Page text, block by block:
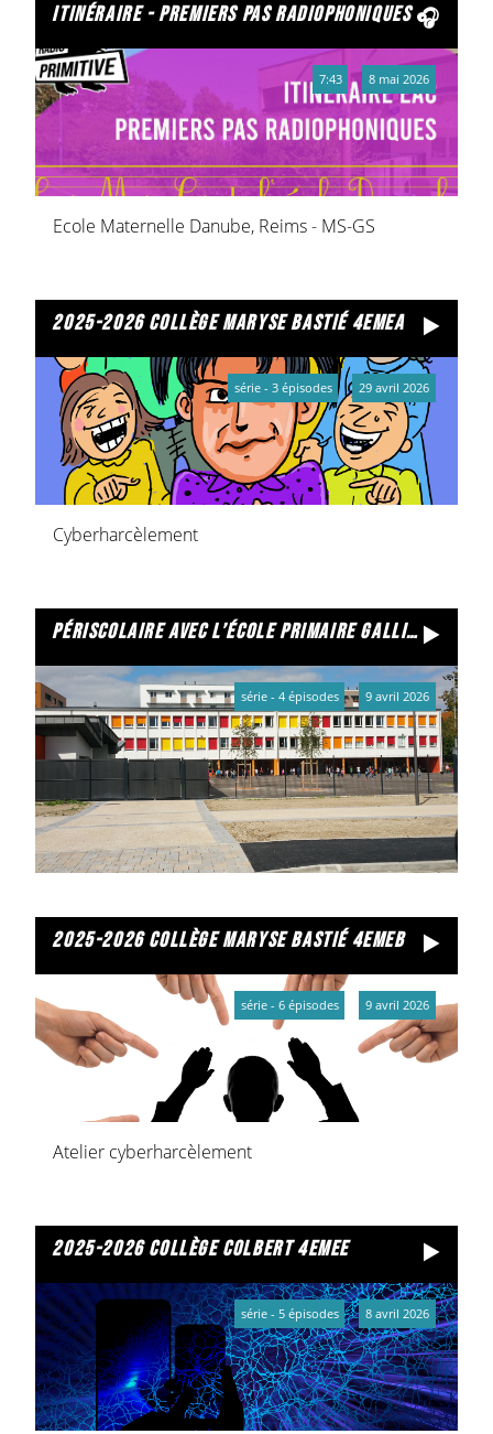
itinéraire - premiers pas radiophoniques
Ecole Maternelle Danube, Reims - MS-GS
7:43 8 mai 2026
2025-2026 collège maryse bastié 4emea
Cyberharcèlement
série - 3 épisodes 29 avril 2026
périscolaire avec l’école primaire gallieni
série - 4 épisodes 9 avril 2026
2025-2026 collège maryse bastié 4emeb
Atelier cyberharcèlement
série - 6 épisodes 9 avril 2026
2025-2026 collège colbert 4emee
série - 5 épisodes 8 avril 2026